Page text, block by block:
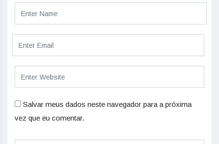
Salvar meus dados neste navegador para a próxima
vez que eu comentar.